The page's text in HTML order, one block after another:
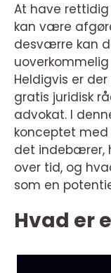
At have
kan være
desværre kan
Heldigvis er
gratis juridisk
advokat. I
konceptet
det indebærer,
over tid, og
som en
Hvad er